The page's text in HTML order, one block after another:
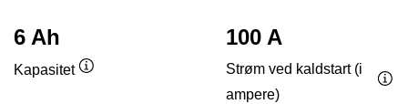
6 Ah
Kapasitet
100 A
Strøm ved kaldstart (i
ampere)